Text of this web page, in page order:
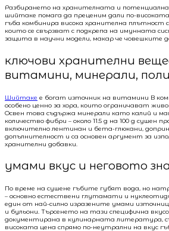
Разбирането на хранителната и
шийтаке помага да преценим дали по-
гъба комбинира висока хранителна плътност
които се свързват с подкрепа на имунната
защита в научни модели, макар че човешките
ключови хранителни
витамини, минерали,
Шийтаке е богат източник на витамини B
особено ценно за хора, които ограничават
Освен това съдържа минерали като калий и
количество фибри – около 11.5 g на 100 g сушен
включително лентинан и бета-глюкани,
допълнителност и са основен аргумент за
хранителни добавки.
умами вкус и неговото
По време на сушене гъбите губят вода, но
– основно естествени глутамати и
един от най-силно изразените умами
и бульони. Търсенето на тази специфична
документирана в кулинарната литература,
високата цена спрямо по-неутрални на вкус